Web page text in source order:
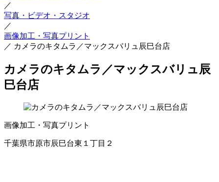
／
写真・ビデオ・スタジオ
／
画像加工・写真プリント
／ カメラのキタムラ／マックスバリュ辰巳台店
カメラのキタムラ／マックスバリュ辰
巳台店
画像加工・写真プリント
千葉県市原市辰巳台東１丁目２